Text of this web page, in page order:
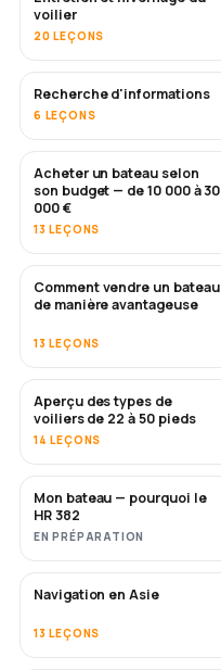
voilier
20 LEÇONS
Recherche d'informations
6 LEÇONS
BIENTÔT
Acheter un bateau selon
son budget — de 10 000 à 30
000 €
13 LEÇONS
NOUVEAU
Comment vendre un bateau
de manière avantageuse
13 LEÇONS
BIENTÔT
Aperçu des types de
voiliers de 22 à 50 pieds
14 LEÇONS
BIENTÔT
Mon bateau — pourquoi le
HR 382
EN PRÉPARATION
BIENTÔT
Navigation en Asie
13 LEÇONS